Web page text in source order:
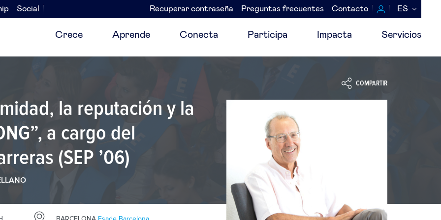
Social
Navegación
secundaria
Recuperar contraseña Preguntas frecuentes Contacto ES
Crece Aprende Conecta Participa Impacta Servicios
COMPARTIR
la reputación y la
a cargo del
(SEP ’06)